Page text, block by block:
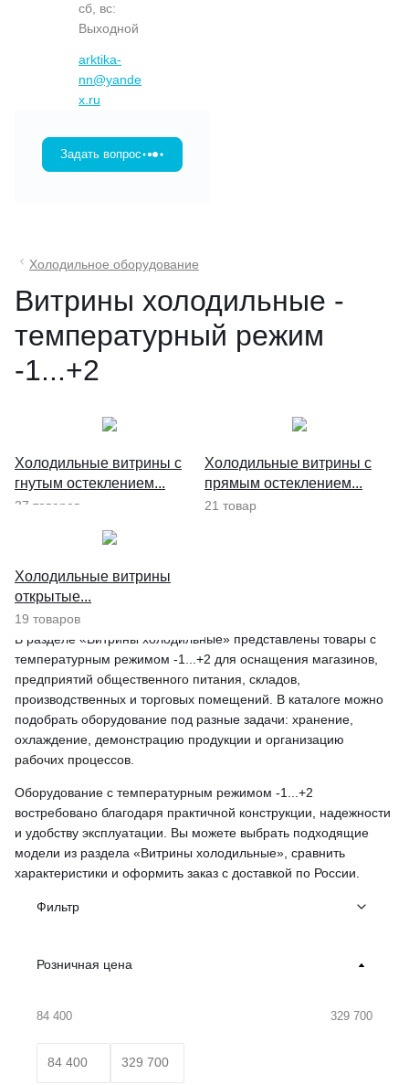
сб, вс:
Выходной
arktika-
nn@yande
x.ru
Задать вопрос
Холодильное оборудование
Витрины холодильные -
температурный режим
-1...+2
Холодильные витрины с
гнутым остеклением...
37 товаров
Холодильные витрины с
прямым остеклением...
21 товар
Холодильные витрины
открытые...
19 товаров
В разделе «Витрины холодильные» представлены товары с
температурным режимом -1...+2 для оснащения магазинов,
предприятий общественного питания, складов,
производственных и торговых помещений. В каталоге можно
подобрать оборудование под разные задачи: хранение,
охлаждение, демонстрацию продукции и организацию
рабочих процессов.
Оборудование с температурным режимом -1...+2
востребовано благодаря практичной конструкции, надежности
и удобству эксплуатации. Вы можете выбрать подходящие
модели из раздела «Витрины холодильные», сравнить
характеристики и оформить заказ с доставкой по России.
Фильтр
Розничная цена
84 400 329 700